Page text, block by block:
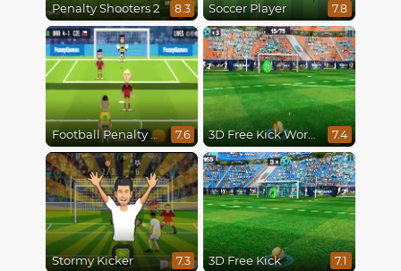
Penalty Shooters 2 8.3 Soccer Player 7.8
Football Penalty Go 7.6 3D Free Kick World Cup 18 7.4
Stormy Kicker 7.3 3D Free Kick 7.1